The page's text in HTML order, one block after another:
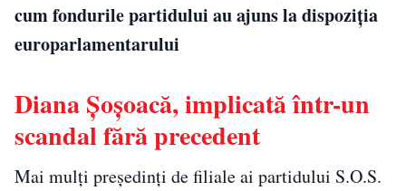
cum fondurile partidului au ajuns la dispoziția
europarlamentarului
Diana Șoșoacă, implicată într-un
scandal fără precedent
Mai mulți președinți de filiale ai partidului S.O.S.